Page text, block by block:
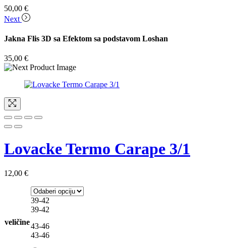
50,00 €
Next
Jakna Flis 3D sa Efektom sa podstavom Loshan
35,00 €
Lovacke Termo Carape 3/1
12,00 €
veličine
39-42
39-42
43-46
43-46